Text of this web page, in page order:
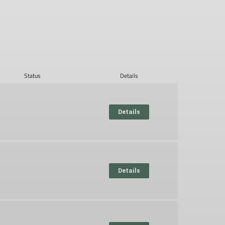
Status Details
Details
Details